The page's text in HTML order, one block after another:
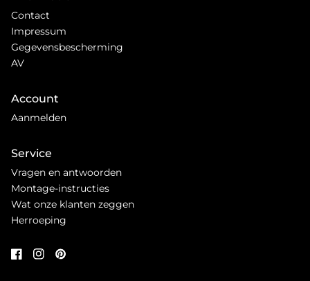
Contact
Impressum
Gegevensbescherming
AV
Account
Aanmelden
Service
Vragen en antwoorden
Montage-instructies
Wat onze klanten zeggen
Herroeping